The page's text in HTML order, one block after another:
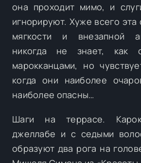
она проходит мимо, и
игнорируют. Хуже всего
мягкости и внезапной
никогда не знает, как
марокканцами, но
когда они наиболее
наиболее опасны…
Шаги на террасе.
джеллабе и с седыми
образуют два рога на